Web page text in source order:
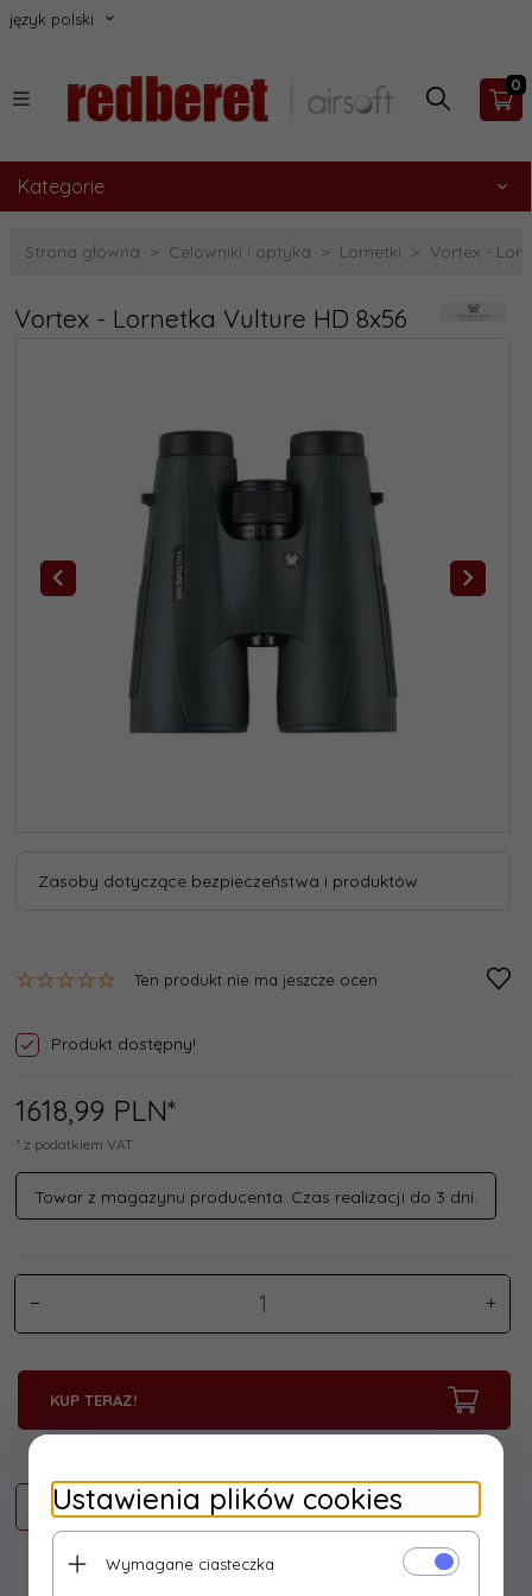
język polski
0
Kategorie
Strona główna Celowniki i optyka Lornetki Vortex -
Vortex - Lornetka Vulture HD 8x56
Zasoby dotyczące bezpieczeństwa i produktów
Ten produkt nie ma jeszcze ocen
Produkt dostępny!
1618,99 PLN*
* z podatkiem VAT
Towar z magazynu producenta. Czas realizacji do 3 dni.
KUP TERAZ!
Ustawienia plików cookies
Wymagane ciasteczka